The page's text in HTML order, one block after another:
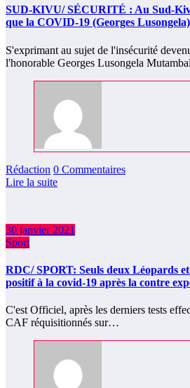
SUD-KIVU/ SÉCURITÉ : Au Sud-
que la COVID-19 (Georges Lusongela)
S'exprimant au sujet de l'insécurité
l'honorable Georges Lusongela
Rédaction 0 Commentaires
Lire la suite
30 janvier 2021
Sport
RDC/ SPORT: Seuls deux Léopards
positif à la covid-19 après la contre
C'est Officiel, après les derniers tests
CAF réquisitionnés sur…